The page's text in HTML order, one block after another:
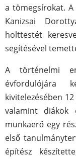
a tömegsírokat.
Kanizsai
holttestét
segítésével
A történelmi
évfordulójára
kivitelezésében
valamint diákok
munkaerő egy
első
építész